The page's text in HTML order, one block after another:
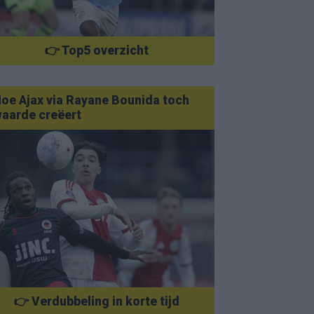
👉 Top5 overzicht
Ajax via Rayane Bounida toch
creëert
👉 Verdubbeling in korte tijd